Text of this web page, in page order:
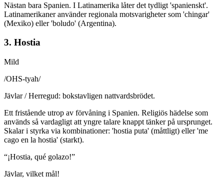
Nästan bara Spanien. I Latinamerika låter det tydligt 'spanienskt'.
Latinamerikaner använder regionala motsvarigheter som 'chingar'
(Mexiko) eller 'boludo' (Argentina).
3. Hostia
Mild
/OHS-tyah/
Jävlar / Herregud: bokstavligen nattvardsbrödet.
Ett fristående utrop av förvåning i Spanien. Religiös hädelse som
används så vardagligt att yngre talare knappt tänker på ursprunget.
Skalar i styrka via kombinationer: 'hostia puta' (måttligt) eller 'me
cago en la hostia' (starkt).
“¡Hostia, qué golazo!”
Jävlar, vilket mål!